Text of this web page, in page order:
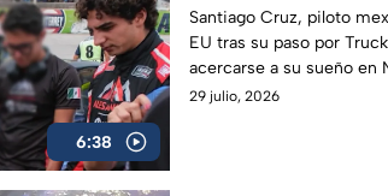
6:38
que va tras la
Santiago Cruz, piloto
EU tras su paso por
acercarse a su sueño en
historia.
29 julio, 2026